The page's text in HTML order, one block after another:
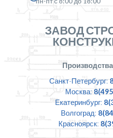
ЗАВОД
Санкт-Петербург:
Москва:
Екатеринбург:
Волгоград:
Красноярск: